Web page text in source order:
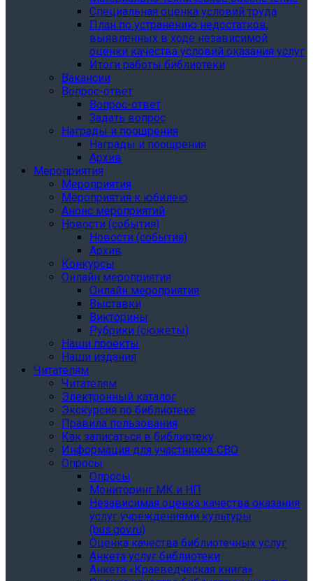
Специальная оценка условий труда
План по устранению недостатков,
выявленных в ходе независимой
оценки качества условий оказания услуг
Итоги работы библиотеки
Вакансии
Вопрос-ответ
Вопрос-ответ
Задать вопрос
Награды и поощрения
Награды и поощрения
Архив
Мероприятия
Мероприятия
Мероприятия к юбилею
Анонс мероприятий
Новости (события)
Новости (события)
Архив
Конкурсы
Онлайн мероприятия
Онлайн мероприятия
Выставки
Викторины
Рубрики (сюжеты)
Наши проекты
Наши издания
Читателям
Читателям
Электронный каталог
Экскурсия по библиотеке
Правила пользования
Как записаться в библиотеку
Информация для участников СВО
Опросы
Опросы
Мониторинг МК и НП
Независимая оценка качества оказания
услуг учреждениями культуры
(bus.gov.ru)
Оценка качества библиотечных услуг
Анкета услуг библиотеки
Анкета «Краеведческая книга»